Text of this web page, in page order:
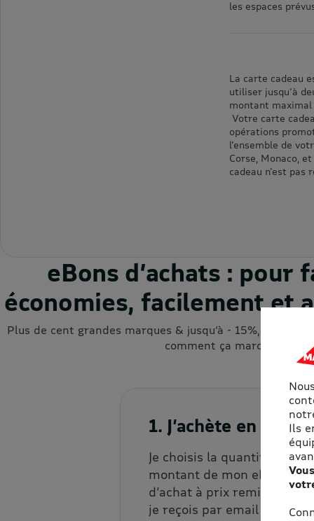
les espaces
La carte cadeau
utiliser jusqu'à
montant maximal
Votre carte
opérations
l'ensemble de
Corse, Monaco,
cadeau n'est pas
eBons d’achats : pour
économies, facilement et
Plus de cent grandes marques & jusqu’à - 15%,
comment ça marche ?
1. J’achète en ligne
Je choisis la quantité et le
montant de mon eBon
d’achat à prix remisé, que
je reçois par email et/ou
Ils